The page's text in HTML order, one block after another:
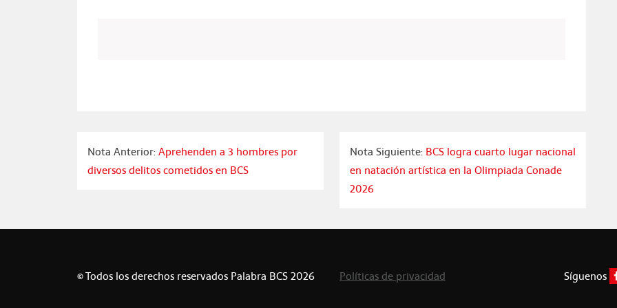
Nota Anterior:Aprehenden a 3 hombres por
diversos delitos cometidos en BCS
Nota Siguiente: BCS logra cuarto lugar nacional
en natación artística en la Olimpiada Conade
2026
© Todos los derechos reservados Palabra BCS 2026 Políticas de privacidad Síguenos